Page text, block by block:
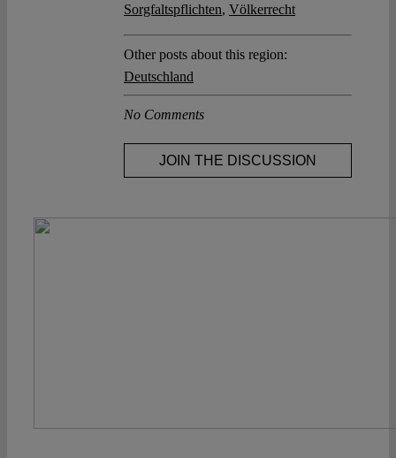
Sorgfaltspflichten, Völkerrecht
Other posts about this region:
Deutschland
No Comments
JOIN THE DISCUSSION